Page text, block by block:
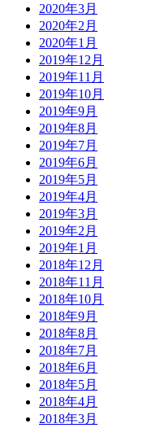
2020年3月
2020年2月
2020年1月
2019年12月
2019年11月
2019年10月
2019年9月
2019年8月
2019年7月
2019年6月
2019年5月
2019年4月
2019年3月
2019年2月
2019年1月
2018年12月
2018年11月
2018年10月
2018年9月
2018年8月
2018年7月
2018年6月
2018年5月
2018年4月
2018年3月